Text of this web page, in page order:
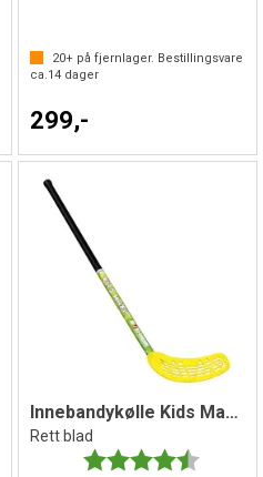
20+på fjernlager. Bestillingsvare
ca.14dager
299,-
Innebandykølle Kids Maxi 80 cm
Rett blad
Karakter: